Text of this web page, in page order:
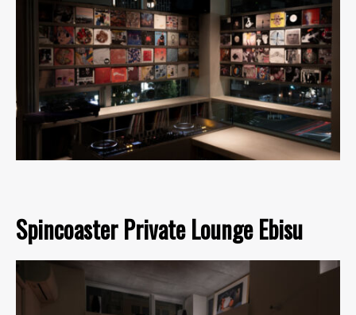
Spincoaster Private Lounge Ebisu